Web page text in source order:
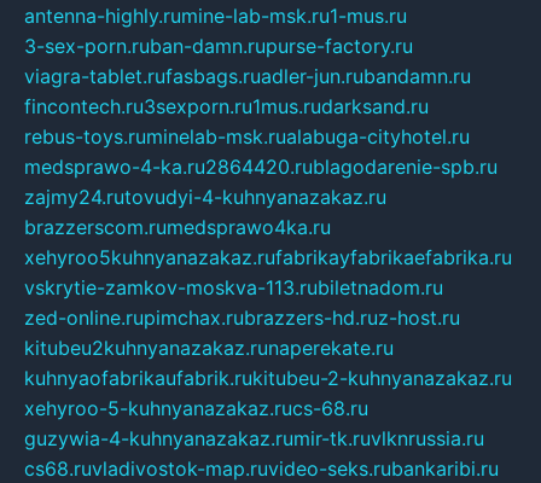
antenna-highly.rumine-lab-msk.ru1-mus.ru
3-sex-porn.ruban-damn.rupurse-factory.ru
viagra-tablet.rufasbags.ruadler-jun.rubandamn.ru
fincontech.ru3sexporn.ru1mus.rudarksand.ru
rebus-toys.ruminelab-msk.rualabuga-cityhotel.ru
medsprawo-4-ka.ru2864420.rublagodarenie-spb.ru
zajmy24.rutovudyi-4-kuhnyanazakaz.ru
brazzerscom.rumedsprawo4ka.ru
xehyroo5kuhnyanazakaz.rufabrikayfabrikaefabrika.ru
vskrytie-zamkov-moskva-113.rubiletnadom.ru
zed-online.rupimchax.rubrazzers-hd.ruz-host.ru
kitubeu2kuhnyanazakaz.runaperekate.ru
kuhnyaofabrikaufabrik.rukitubeu-2-kuhnyanazakaz.ru
xehyroo-5-kuhnyanazakaz.rucs-68.ru
guzywia-4-kuhnyanazakaz.rumir-tk.ruvlknrussia.ru
cs68.ruvladivostok-map.ruvideo-seks.rubankaribi.ru